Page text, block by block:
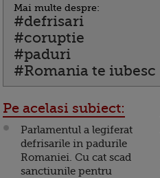
Mai multe despre:
#defrisari
#coruptie
#paduri
#Romania te iubesc
Pe acelasi subiect:
Parlamentul a legiferat
defrisarile in padurile
Romaniei. Cu cat scad
sanctiunile pentru